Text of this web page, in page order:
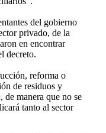
del gobierno
privado, de la
en encontrar
decreto.
reforma o
de residuos y
manera que no se
tanto al sector